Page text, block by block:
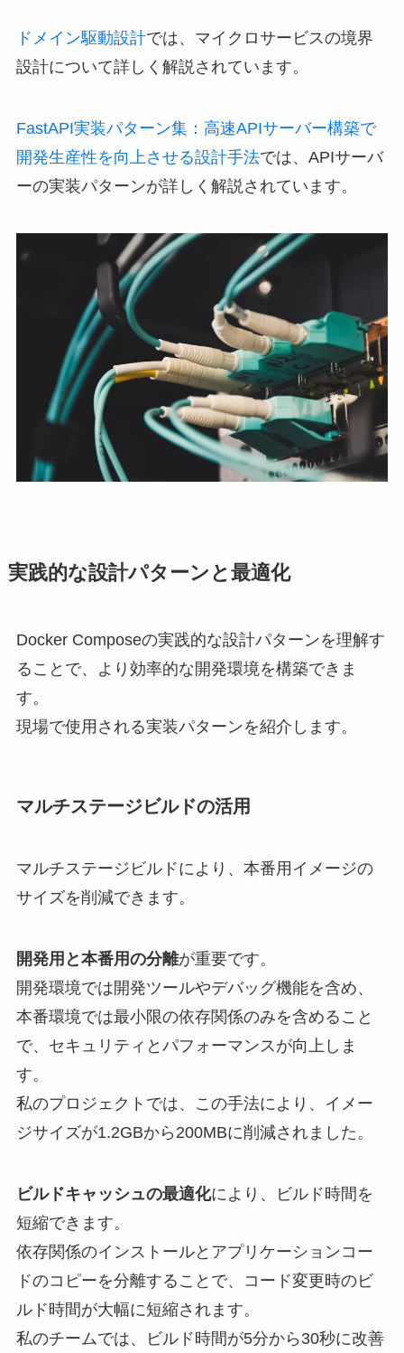
ドメイン駆動設計では、マイクロサービスの境界
設計について詳しく解説されています。
FastAPI実装パターン集：高速APIサーバー構築で
開発生産性を向上させる設計手法では、APIサーバ
ーの実装パターンが詳しく解説されています。
実践的な設計パターンと最適化
Docker Composeの実践的な設計パターンを理解す
ることで、より効率的な開発環境を構築できま
す。
現場で使用される実装パターンを紹介します。
マルチステージビルドの活用
マルチステージビルドにより、本番用イメージの
サイズを削減できます。
開発用と本番用の分離が重要です。
開発環境では開発ツールやデバッグ機能を含め、
本番環境では最小限の依存関係のみを含めること
で、セキュリティとパフォーマンスが向上しま
す。
私のプロジェクトでは、この手法により、イメー
ジサイズが1.2GBから200MBに削減されました。
ビルドキャッシュの最適化により、ビルド時間を
短縮できます。
依存関係のインストールとアプリケーションコー
ドのコピーを分離することで、コード変更時のビ
ルド時間が大幅に短縮されます。
私のチームでは、ビルド時間が5分から30秒に改善